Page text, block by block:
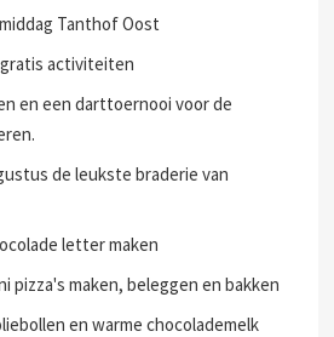
Tanthof Oost
activiteiten
en een darttoernooi voor de
de leukste braderie van
letter maken
pizza's maken, beleggen en bakken
en warme chocolademelk